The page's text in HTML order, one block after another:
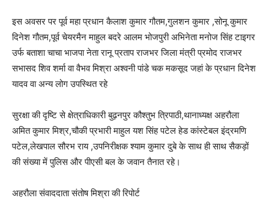
इस अवसर पर पूर्व महा प्रधान कैलाश कुमार गौतम,गुलशन कुमार ,सोनू कुमार
दिनेश गौतम,पूर्व चेयरमैन माहुल बदरे आलम भोजपुरी अभिनेता मनोज सिंह टाइगर
उर्फ बताशा चाचा भाजपा नेता रानू प्रताप राजभर जिला मंत्री प्रमोद राजभर
सभासद शिव शर्मा वा वैभव मिश्रा अश्वनी पांडे चक मकसूद जहां के प्रधान दिनेश
यादव वा अन्य लोग उपस्थित रहे
सुरक्षा की दृष्टि से क्षेत्राधिकारी बुढ़नपुर कौश्तुभ त्रिपाठी,थानाध्यक्ष अहरौला
अमित कुमार मिश्र,चौकी प्रभारी माहुल यश सिंह पटेल हेड कांस्टेबल इंद्रमणि
पटेल,लेखपाल सौरभ राय ,उपनिरीक्षक श्याम कुमार दुबे के साथ ही साथ सैकड़ों
की संख्या में पुलिस और पीएसी बल के जवान तैनात रहे।
अहरौला संवाददाता संतोष मिश्रा की रिपोर्ट